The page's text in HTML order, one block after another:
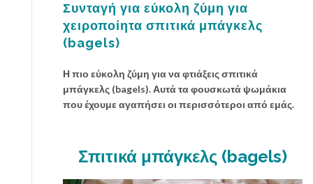
Συνταγή για εύκολη ζύμη για
χειροποίητα σπιτικά μπάγκελς
(bagels)
Η πιο εύκολη ζύμη για να φτιάξεις σπιτικά
μπάγκελς (bagels). Αυτά τα φουσκωτά ψωμάκια
που έχουμε αγαπήσει οι περισσότεροι από εμάς.
Σπιτικά μπάγκελς (bagels)